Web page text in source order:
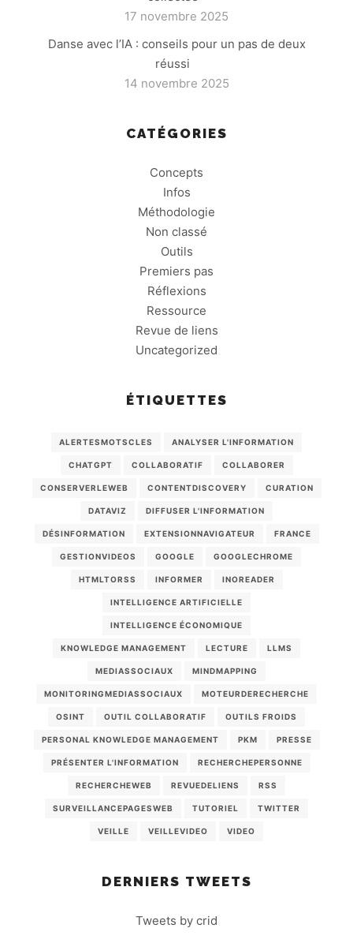
17 novembre 2025
Danse avec l’IA : conseils pour un pas de deux
réussi
14 novembre 2025
CATÉGORIES
Concepts
Infos
Méthodologie
Non classé
Outils
Premiers pas
Réflexions
Ressource
Revue de liens
Uncategorized
ÉTIQUETTES
ALERTESMOTSCLES ANALYSER L'INFORMATION
CHATGPT COLLABORATIF COLLABORER
CONSERVERLEWEB CONTENTDISCOVERY CURATION
DATAVIZ DIFFUSER L'INFORMATION
DÉSINFORMATION EXTENSIONNAVIGATEUR FRANCE
GESTIONVIDEOS GOOGLE GOOGLECHROME
HTMLTORSS INFORMER INOREADER
INTELLIGENCE ARTIFICIELLE
INTELLIGENCE ÉCONOMIQUE
KNOWLEDGE MANAGEMENT LECTURE LLMS
MEDIASSOCIAUX MINDMAPPING
MONITORINGMEDIASSOCIAUX MOTEURDERECHERCHE
OSINT OUTIL COLLABORATIF OUTILS FROIDS
PERSONAL KNOWLEDGE MANAGEMENT PKM PRESSE
PRÉSENTER L'INFORMATION RECHERCHEPERSONNE
RECHERCHEWEB REVUEDELIENS RSS
SURVEILLANCEPAGESWEB TUTORIEL TWITTER
VEILLE VEILLEVIDEO VIDEO
DERNIERS TWEETS
Tweets by crid